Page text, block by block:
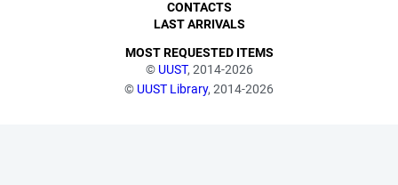
© UUST, 2014-2026
© UUST Library, 2014-2026
CONTACTS
LAST ARRIVALS
MOST REQUESTED ITEMS